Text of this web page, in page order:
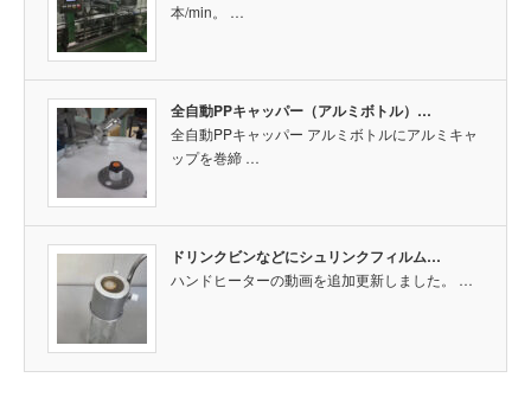
本/min。 …
全自動PPキャッパー（アルミボトル）…
全自動PPキャッパー アルミボトルにアルミキャ
ップを巻締 …
ドリンクビンなどにシュリンクフィルム…
ハンドヒーターの動画を追加更新しました。 …